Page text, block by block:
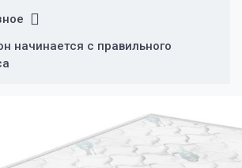
начинается с правильного